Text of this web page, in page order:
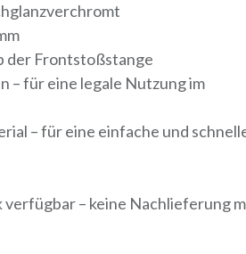
Frontstoßstange
– für eine legale Nutzung im
– für eine einfache und
– keine Nachlieferung